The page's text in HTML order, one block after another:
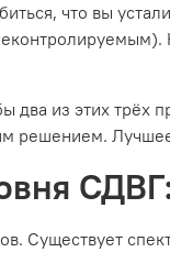
что вы
два из этих трёх
решением.
Существует